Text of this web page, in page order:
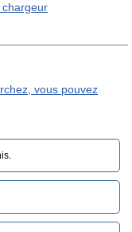
chargeur
vous pouvez